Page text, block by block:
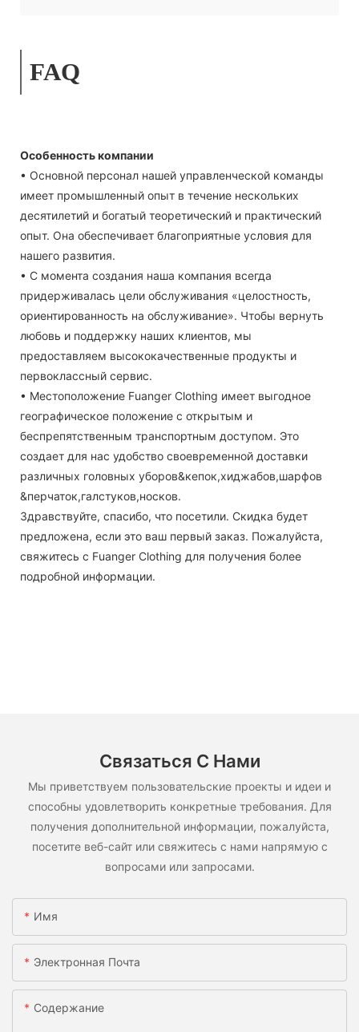
FAQ
Особенность компании
• Основной персонал нашей управленческой команды
имеет промышленный опыт в течение нескольких
десятилетий и богатый теоретический и практический
опыт. Она обеспечивает благоприятные условия для
нашего развития.
• С момента создания наша компания всегда
придерживалась цели обслуживания «целостность,
ориентированность на обслуживание». Чтобы вернуть
любовь и поддержку наших клиентов, мы
предоставляем высококачественные продукты и
первоклассный сервис.
• Местоположение Fuanger Clothing имеет выгодное
географическое положение с открытым и
беспрепятственным транспортным доступом. Это
создает для нас удобство своевременной доставки
различных головных уборов&кепок,хиджабов,шарфов
&перчаток,галстуков,носков.
Здравствуйте, спасибо, что посетили. Скидка будет
предложена, если это ваш первый заказ. Пожалуйста,
свяжитесь с Fuanger Clothing для получения более
подробной информации.
Связаться С Нами
Мы приветствуем пользовательские проекты и идеи и
способны удовлетворить конкретные требования. Для
получения дополнительной информации, пожалуйста,
посетите веб-сайт или свяжитесь с нами напрямую с
вопросами или запросами.
Имя
Электронная Почта
Содержание